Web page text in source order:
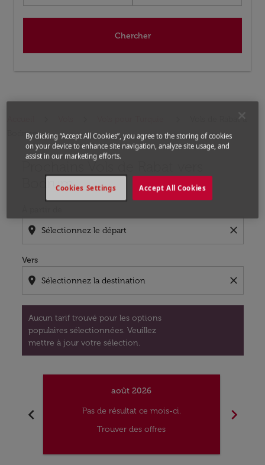
Chercher
Vols de Rabat a
Bodrum
Prochains Vols de Rabat vers
Bodrum
location_on close
Vers
location_on close
Aucun tarif trouvé pour les options
populaires sélectionnées. Veuillez
mettre à jour votre sélection.
Aucun tarif trouvé pour les options populaires
chevron_left
août 2026
Pas de résultat ce mois-ci.
Trouver des offres
chevron_right
By clicking “Accept All Cookies”, you agree to the storing of cookies
on your device to enhance site navigation, analyze site usage, and
assist in our marketing efforts.
Accept All Cookies
Cookies Settings